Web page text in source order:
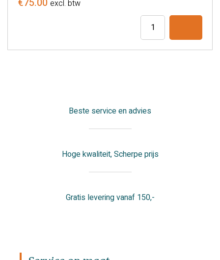
excl. btw
Onderzoektafel
39cm
aantal
Beste service en advies
Hoge kwaliteit, Scherpe prijs
Gratis levering vanaf 150,-